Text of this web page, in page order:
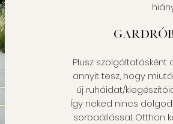
Gardrób
Plusz
annyit tesz, hogy
új ruháidat/
Így neked nincs
sorbaállással. Otthon